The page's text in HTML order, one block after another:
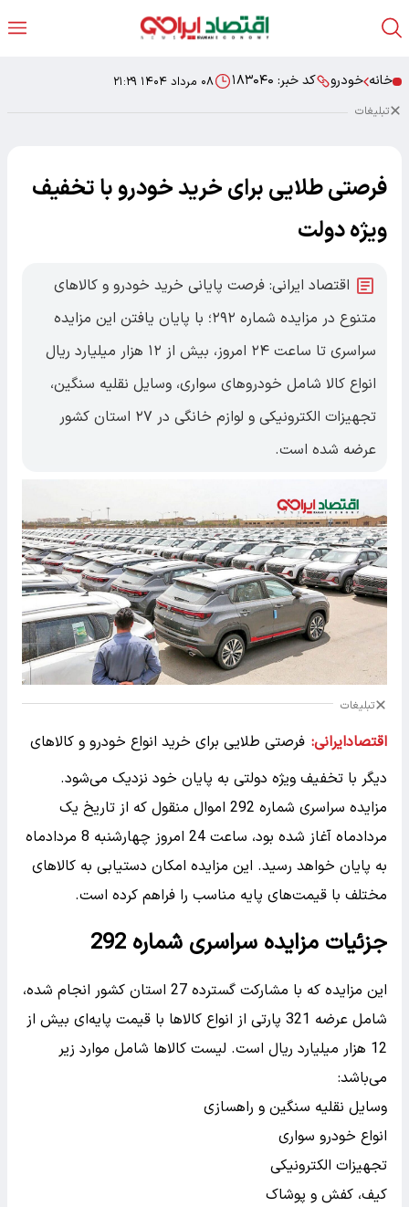
خانه خودرو کد خبر: ۱۸۳۰۴۰ ۰۸ مرداد ۱۴۰۴ ۲۱:۲۹
تبلیغات
فرصتی طلایی برای خرید خودرو با تخفیف
ویژه دولت
اقتصاد ایرانی: فرصت پایانی خرید خودرو و کالاهای
متنوع در مزایده شماره ۲۹۲؛ با پایان یافتن این مزایده
سراسری تا ساعت ۲۴ امروز، بیش از ۱۲ هزار میلیارد ریال
انواع کالا شامل خودروهای سواری، وسایل نقلیه سنگین،
تجهیزات الکترونیکی و لوازم خانگی در ۲۷ استان کشور
عرضه شده است.
تبلیغات
اقتصادایرانی: فرصتی طلایی برای خرید انواع خودرو و کالاهای
دیگر با تخفیف ویژه دولتی به پایان خود نزدیک می‌شود.
مزایده سراسری شماره 292 اموال منقول که از تاریخ یک
مردادماه آغاز شده بود، ساعت 24 امروز چهارشنبه 8 مردادماه
به پایان خواهد رسید. این مزایده امکان دستیابی به کالاهای
مختلف با قیمت‌های پایه مناسب را فراهم کرده است.
جزئیات مزایده سراسری شماره 292
این مزایده که با مشارکت گسترده 27 استان کشور انجام شده،
شامل عرضه 321 پارتی از انواع کالاها با قیمت پایه‌ای بیش از
12 هزار میلیارد ریال است. لیست کالاها شامل موارد زیر
می‌باشد:
وسایل نقلیه سنگین و راهسازی
انواع خودرو سواری
تجهیزات الکترونیکی
کیف، کفش و پوشاک